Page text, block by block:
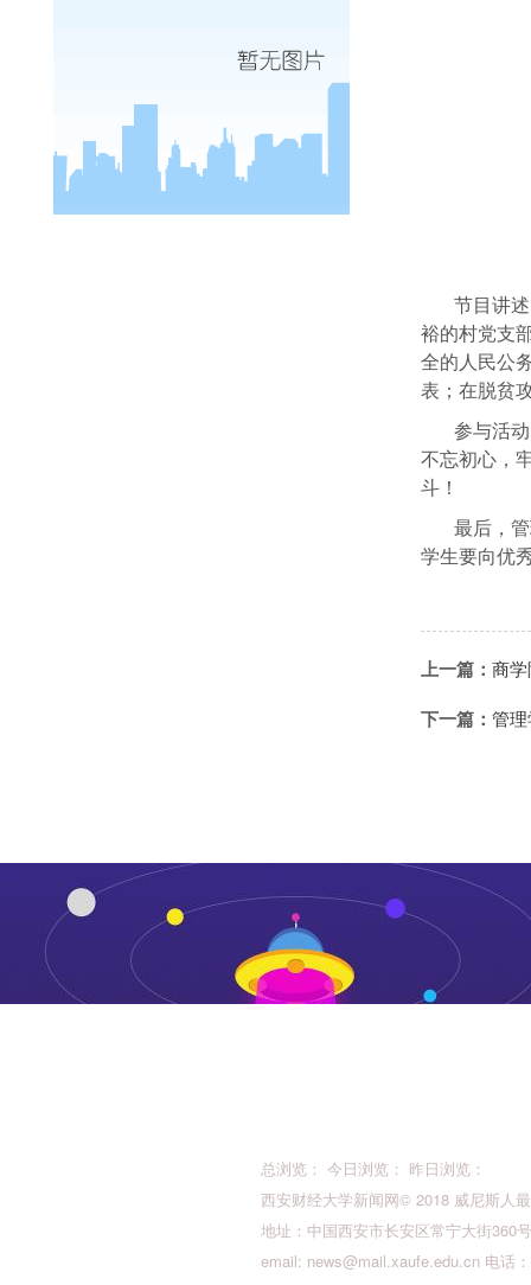
节目讲
裕的村党支
全的人民公
表；在脱贫
参与活
不忘初心，
斗！
最后，
学生要向优
上一篇： 商
下一篇： 管
总浏览： 今日浏览： 昨日浏览：
西安财经大学新闻网© 2018 威尼斯人
地址：中国西安市长安区常宁大街360
email: news@mail.xaufe.edu.cn 电话